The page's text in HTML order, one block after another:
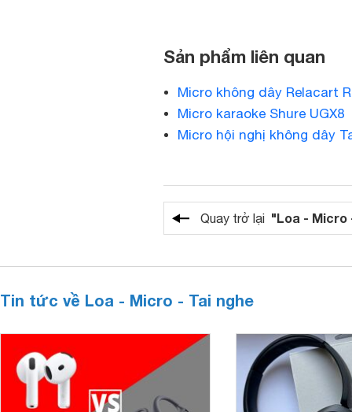
Sản phẩm liên quan
Micro không dây Relacart
Micro karaoke Shure UGX8
Micro hội nghị không dây
Quay trở lại "Loa - Micro
Tin tức về Loa - Micro - Tai nghe